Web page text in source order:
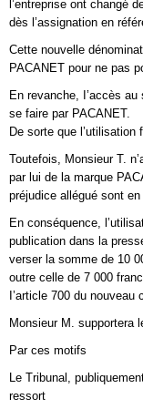
l’entreprise ont changé
dès l’assignation en
Cette nouvelle
PACANET pour ne pas
En revanche, I’accès
se faire par PACANET.
De sorte que l’utilisation
Toutefois, Monsieur T.
par lui de la marque
préjudice allégué sont
En conséquence,
publication dans la
verser la somme de 10
outre celle de 7 000
I’article 700 du
Monsieur M. supportera
Par ces motifs
Le Tribunal,
ressort